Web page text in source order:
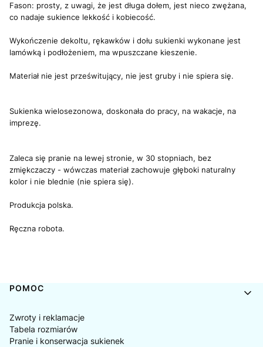
Fason: prosty, z uwagi, że jest długa dołem, jest nieco zwężana,
co nadaje sukience lekkość i kobiecość.
Wykończenie dekoltu, rękawków i dołu sukienki wykonane jest
lamówką i podłożeniem, ma wpuszczane kieszenie.
Materiał nie jest prześwitujący, nie jest gruby i nie spiera się.
Sukienka wielosezonowa, doskonała do pracy, na wakacje, na
imprezę.
Zaleca się pranie na lewej stronie, w 30 stopniach, bez
zmiękczaczy - wówczas materiał zachowuje głęboki naturalny
kolor i nie blednie (nie spiera się).
Produkcja polska.
Ręczna robota.
Linki w stopce
POMOC
Zwroty i reklamacje
Tabela rozmiarów
Pranie i konserwacja sukienek